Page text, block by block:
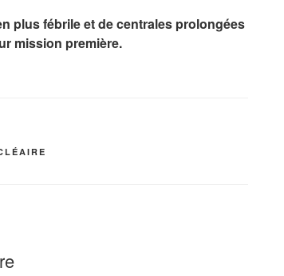
plus fébrile et de centrales prolongées
mission première.